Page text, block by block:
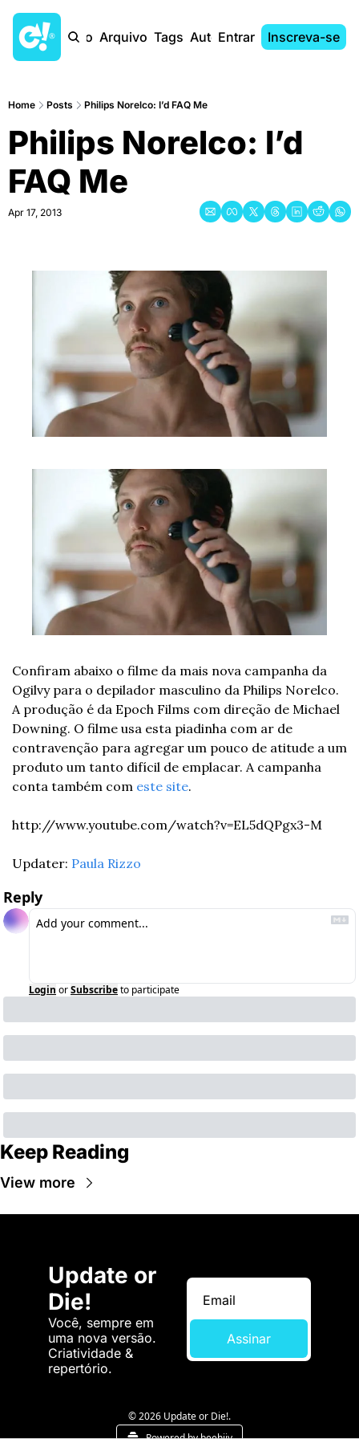
Início Arquivo Tags AutoresEntrar Inscreva-se
Home Posts Philips Norelco: I’d FAQ Me
Philips Norelco: I’d
FAQ Me
Apr 17, 2013
Confiram abaixo o filme da mais nova campanha da
Ogilvy para o depilador masculino da Philips Norelco.
A produção é da Epoch Films com direção de Michael
Downing. O filme usa esta piadinha com ar de
contravenção para agregar um pouco de atitude a um
produto um tanto difícil de emplacar. A campanha
conta também com este site.
http://www.youtube.com/watch?v=EL5dQPgx3-M
Updater: Paula Rizzo
Reply
Login orSubscribeto participate
Keep Reading
View more
Update or
Die!
Você, sempre em
uma nova versão.
Criatividade &
repertório.
Assinar
© 2026 Update or Die!.